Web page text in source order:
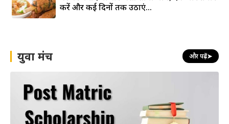
करें और कई दिनों तक उठाएं...
युवा मंच और पढ़ें➤